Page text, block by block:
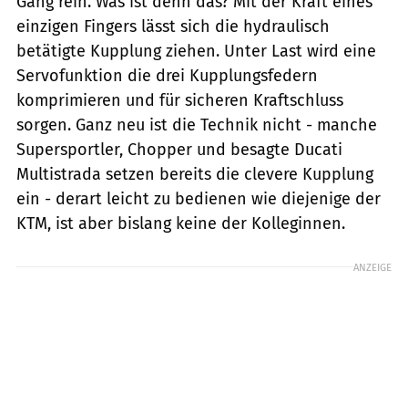
einzigen Fingers lässt sich die hydraulisch
betätigte Kupplung ziehen. Unter Last wird eine
Servofunktion die drei Kupplungsfedern
komprimieren und für sicheren Kraftschluss
sorgen. Ganz neu ist die Technik nicht - manche
Supersportler, Chopper und besagte Ducati
Multistrada setzen bereits die clevere Kupplung
ein - derart leicht zu bedienen wie diejenige der
KTM, ist aber bislang keine der Kolleginnen.
ANZEIGE